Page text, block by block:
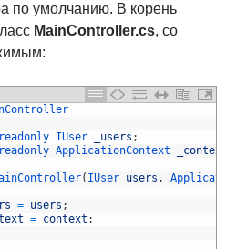
по умолчанию. В корень
MainController.cs, со
readonly IUser _users ;
readonly ApplicationContext _context
( IUser users ,
= users ;
= context ;